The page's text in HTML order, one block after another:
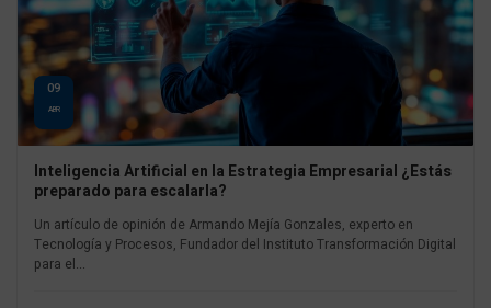
09
ABR
Inteligencia Artificial en la Estrategia Empresarial ¿Estás
preparado para escalarla?
Un artículo de opinión de Armando Mejía Gonzales, experto en
Tecnología y Procesos, Fundador del Instituto Transformación Digital
para el...